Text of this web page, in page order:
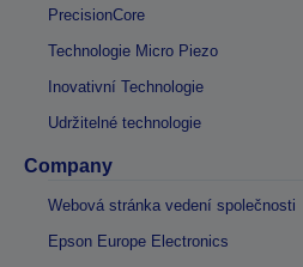
PrecisionCore
Technologie Micro Piezo
Inovativní Technologie
Udržitelné technologie
Company
Webová stránka vedení společnosti
Epson Europe Electronics